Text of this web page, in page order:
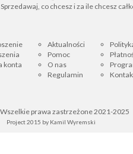
co chcesz i za ile chcesz
konta
Aktualności
Pomoc
O nas
Regulamin
Wszelkie prawa zastrzeżone 2021-2025
Project 2015 by Kamil Wyremski